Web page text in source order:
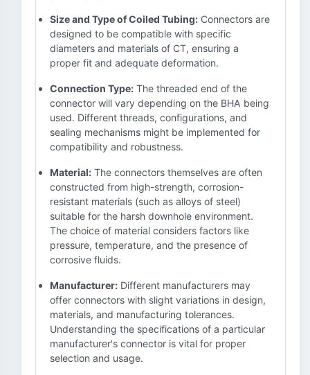
Size and Type of Coiled Tubing: Connectors are
designed to be compatible with specific
diameters and materials of CT, ensuring a
proper fit and adequate deformation.
Connection Type: The threaded end of the
connector will vary depending on the BHA being
used. Different threads, configurations, and
sealing mechanisms might be implemented for
compatibility and robustness.
Material: The connectors themselves are often
constructed from high-strength, corrosion-
resistant materials (such as alloys of steel)
suitable for the harsh downhole environment.
The choice of material considers factors like
pressure, temperature, and the presence of
corrosive fluids.
Manufacturer: Different manufacturers may
offer connectors with slight variations in design,
materials, and manufacturing tolerances.
Understanding the specifications of a particular
manufacturer's connector is vital for proper
selection and usage.